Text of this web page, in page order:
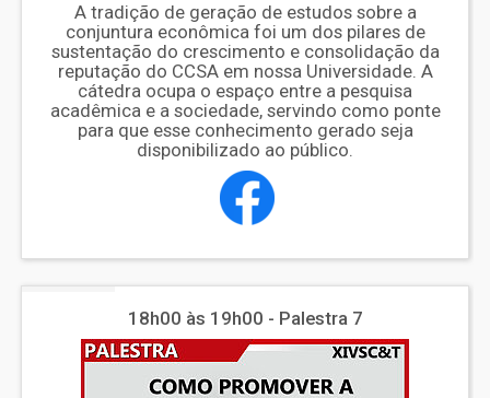
A tradição de geração de estudos sobre a
conjuntura econômica foi um dos pilares de
sustentação do crescimento e consolidação da
reputação do CCSA em nossa Universidade. A
cátedra ocupa o espaço entre a pesquisa
acadêmica e a sociedade, servindo como ponte
para que esse conhecimento gerado seja
disponibilizado ao público.
18h00 às 19h00 - Palestra 7